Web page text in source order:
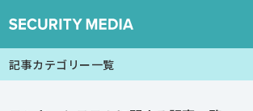
記事カテゴリー一覧